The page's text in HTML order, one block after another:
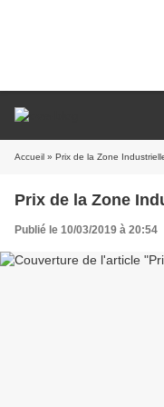
Accueil » Prix de la Zone
Prix de la Zone
Publié le 10/03/2019 à 20:54